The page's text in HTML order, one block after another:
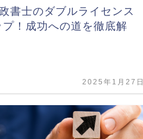
書士のダブルライセンス
プ！成功への道を徹底解
2025年1月27日